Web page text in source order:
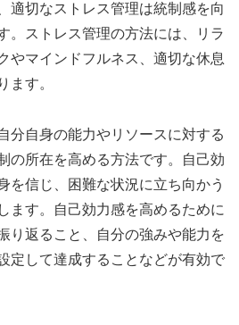
適切なストレス管理は統制感を向
。ストレス管理の方法には、リラ
やマインドフルネス、適切な休息
ます。
分自身の能力やリソースに対する
の所在を高める方法です。自己効
を信じ、困難な状況に立ち向かう
ます。自己効力感を高めるために
り返ること、自分の強みや能力を
定して達成することなどが有効で